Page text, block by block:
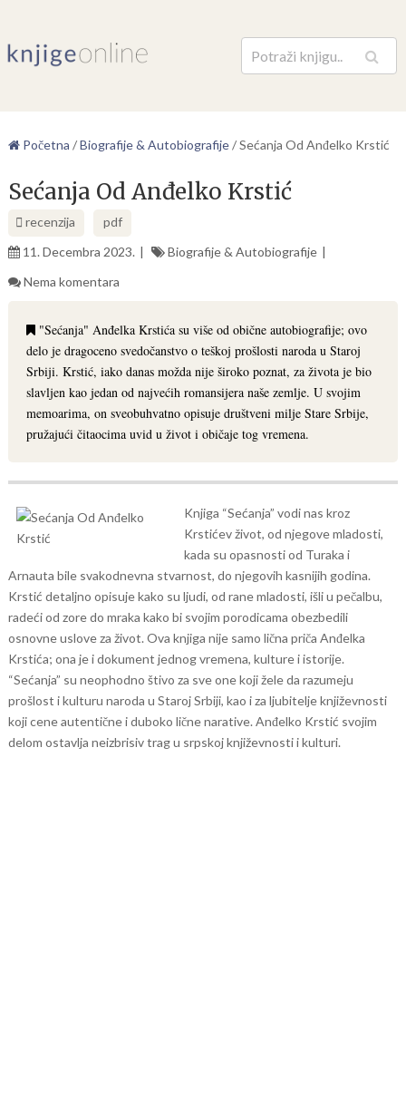
Pretraga
Početna /Biografije & Autobiografije/Sećanja Od Anđelko Krstić
Sećanja Od Anđelko Krstić
recenzija
pdf
11. Decembra 2023.
Biografije & Autobiografije
Nema komentara
"Sećanja" Anđelka Krstića su više od obične autobiografije; ovo
delo je dragoceno svedočanstvo o teškoj prošlosti naroda u Staroj
Srbiji. Krstić, iako danas možda nije široko poznat, za života je bio
slavljen kao jedan od najvećih romansijera naše zemlje. U svojim
memoarima, on sveobuhvatno opisuje društveni milje Stare Srbije,
pružajući čitaocima uvid u život i običaje tog vremena.
Knjiga “Sećanja” vodi nas kroz
Krstićev život, od njegove mladosti,
kada su opasnosti od Turaka i
Arnauta bile svakodnevna stvarnost, do njegovih kasnijih godina.
Krstić detaljno opisuje kako su ljudi, od rane mladosti, išli u pečalbu,
radeći od zore do mraka kako bi svojim porodicama obezbedili
osnovne uslove za život. Ova knjiga nije samo lična priča Anđelka
Krstića; ona je i dokument jednog vremena, kulture i istorije.
“Sećanja” su neophodno štivo za sve one koji žele da razumeju
prošlost i kulturu naroda u Staroj Srbiji, kao i za ljubitelje književnosti
koji cene autentične i duboko lične narative. Anđelko Krstić svojim
delom ostavlja neizbrisiv trag u srpskoj književnosti i kulturi.